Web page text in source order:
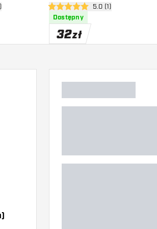
recenzji otwórz panel recenzji
5 gwiazdki oceny5.0 (1)
Dostępny
32zł